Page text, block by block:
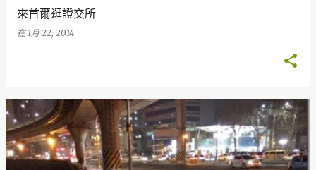
來首爾逛證交所
在1月 22, 2014